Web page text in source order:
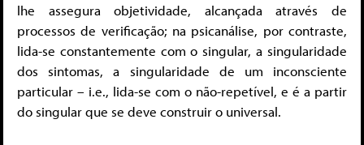
lhe assegura objetividade, alcançada através de
processos de verificação; na psicanálise, por contraste,
lida-se constantemente com o singular, a singularidade
dos sintomas, a singularidade de um inconsciente
particular – i.e., lida-se com o não-repetível, e é a partir
do singular que se deve construir o universal.